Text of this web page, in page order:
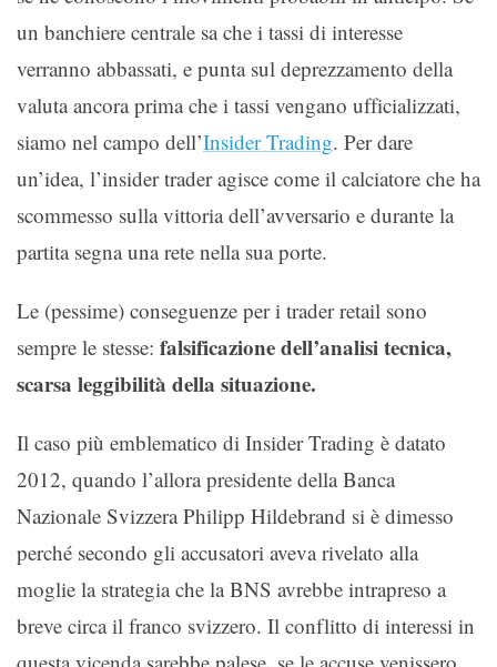
un banchiere centrale sa che i tassi di interesse
verranno abbassati, e punta sul deprezzamento della
valuta ancora prima che i tassi vengano ufficializzati,
siamo nel campo dell’Insider Trading. Per dare
un’idea, l’insider trader agisce come il calciatore che ha
scommesso sulla vittoria dell’avversario e durante la
partita segna una rete nella sua porte.
Le (pessime) conseguenze per i trader retail sono
sempre le stesse: falsificazione dell’analisi tecnica,
scarsa leggibilità della situazione.
Il caso più emblematico di Insider Trading è datato
2012, quando l’allora presidente della Banca
Nazionale Svizzera Philipp Hildebrand si è dimesso
perché secondo gli accusatori aveva rivelato alla
moglie la strategia che la BNS avrebbe intrapreso a
breve circa il franco svizzero. Il conflitto di interessi in